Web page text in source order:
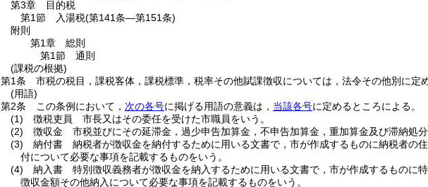
第3章
目的税
第1節
入湯税(第141条―第151条)
附則
第1章
総則
第1節
通則
(課税の根拠)
第1条
市税の税目，課税客体，課税標準，税率その他賦課徴収については，法令その他別に定
(用語)
第2条
この条例において， 次の各号に掲げる用語の意義は， 当該各号に定めるところによる。
(1)
徴税吏員 市長又はその委任を受けた市職員をいう。
(2)
徴収金 市税並びにその延滞金，過少申告加算金，不申告加算金，重加算金及び滞納処分
(3)
納付書 納税者が徴収金を納付するために用いる文書で，市が作成するものに納税者の
付について必要な事項を記載するものをいう。
(4)
納入書 特別徴収義務者が徴収金を納入するために用いる文書で，市が作成するものに
徴収金額その他納入について必要な事項を記載するものをいう。